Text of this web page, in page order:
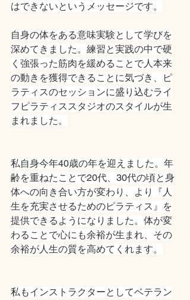
はできないというメッセージです。
自身の体をある意味実験として学びを
深めてきました。練習と実践の中で硬
く強張った筋肉を緩めることで人本来
の動きを獲得できることに気づき、ピ
ラティスのセッションに盛り込むライ
フピラティススタジオのスタイルが生
まれました。
私自身今年40歳の年を迎えました。年
齢を重ねたことで20代、30代の頃と身
体への向き合い方が変わり、より『人
生を充実させるためのピラティス』を
提供できるようになりました。体が変
わることで心にも余裕が生まれ、その
余裕が人生の質を高めてくれます。
私もインストラクターとしてベテラン